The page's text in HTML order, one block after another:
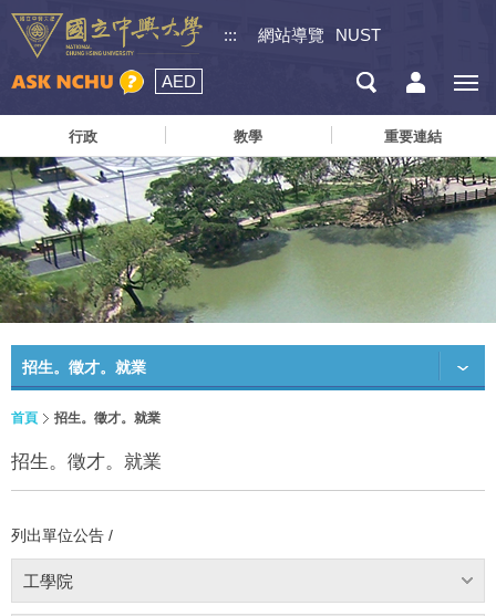
::: 網站導覽 NUST
AED
行政 教學 重要連結
招生。徵才。就業
首頁 招生。徵才。就業
招生。徵才。就業
列出單位公告 /
工學院